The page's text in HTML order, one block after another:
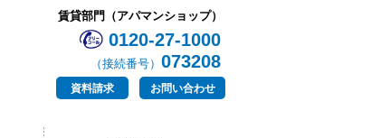
賃貸部門（アパマンショップ）
0120-27-1000
（接続番号） 073208
資料請求 お問い合わせ